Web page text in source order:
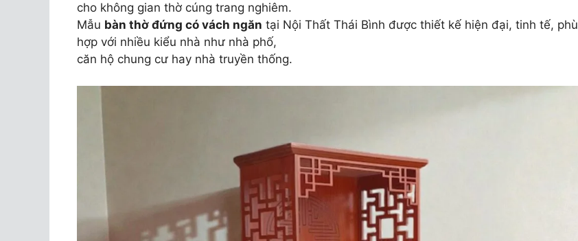
cho không gian thờ cúng trang nghiêm.
Mẫu bàn thờ đứng có vách ngăn tại Nội Thất Thái Bình được thiết kế hiện đại, tinh tế, phù
hợp với nhiều kiểu nhà như nhà phố,
căn hộ chung cư hay nhà truyền thống.